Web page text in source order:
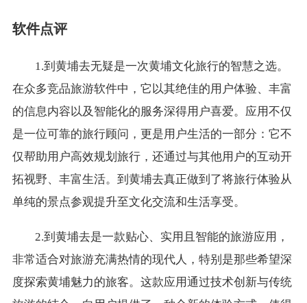
软件点评
1.到黄埔去无疑是一次黄埔文化旅行的智慧之选。
在众多竞品旅游软件中，它以其绝佳的用户体验、丰富
的信息内容以及智能化的服务深得用户喜爱。应用不仅
是一位可靠的旅行顾问，更是用户生活的一部分：它不
仅帮助用户高效规划旅行，还通过与其他用户的互动开
拓视野、丰富生活。到黄埔去真正做到了将旅行体验从
单纯的景点参观提升至文化交流和生活享受。
2.到黄埔去是一款贴心、实用且智能的旅游应用，
非常适合对旅游充满热情的现代人，特别是那些希望深
度探索黄埔魅力的旅客。这款应用通过技术创新与传统